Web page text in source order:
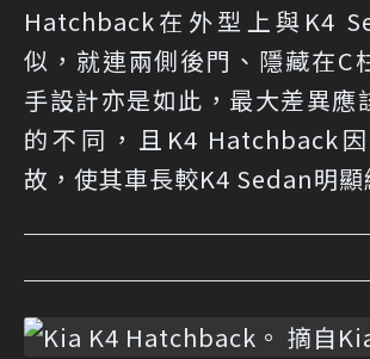
Hatchback在外型上與K4
似，就連兩側後門、隱藏在C
手設計亦是如此，最大差異應
的不同，且K4 Hatchback
故，使其車長較K4 Sedan明顯